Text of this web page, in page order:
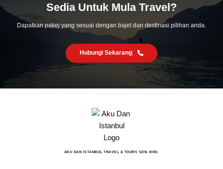
Sedia Untuk Mula Travel?
Dapatkan pakej yang sesuai dengan bajet dan destinasi pilihan anda.
Hubungi Sekarang
AKU DAN ISTANBUL TRAVEL & TOURS SDN. BHD.